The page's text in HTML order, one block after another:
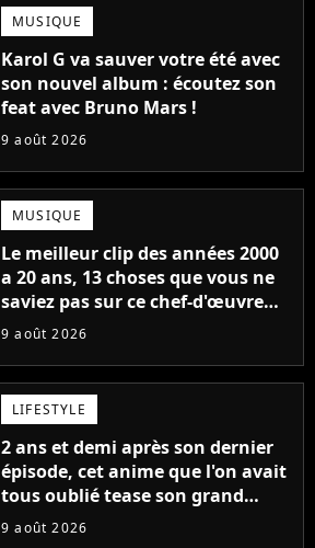
MUSIQUE
Karol G va sauver votre été avec
son nouvel album : écoutez son
feat avec Bruno Mars !
9 août 2026
MUSIQUE
Le meilleur clip des années 2000
a 20 ans, 13 choses que vous ne
saviez pas sur ce chef-d'œuvre
qui a révolutionné YouTube
9 août 2026
LIFESTYLE
2 ans et demi après son dernier
épisode, cet anime que l'on avait
tous oublié tease son grand
retour
9 août 2026